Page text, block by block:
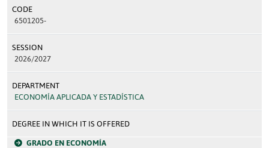
CODE
6501205-
SESSION
2026/2027
DEPARTMENT
ECONOMÍA APLICADA Y ESTADÍSTICA
DEGREE IN WHICH IT IS OFFERED
GRADO EN ECONOMÍA